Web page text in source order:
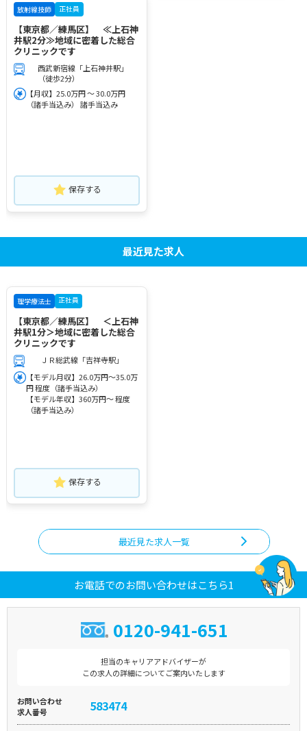
放射線技師 正社員
【東京都／練馬区】 ≪上石神
井駅2分≫地域に密着した総合
クリニックです
西武新宿線「上石神井駅」
（徒歩2分）
【月収】25.0万円 ～ 30.0万円
（諸手当込み） 諸手当込み
保存する
最近見た求人
理学療法士 正社員
【東京都／練馬区】 ＜上石神
井駅1分＞地域に密着した総合
クリニックです
ＪＲ総武線「吉祥寺駅」
【モデル月収】26.0万円～35.0万
円 程度（諸手当込み）
【モデル年収】360万円～ 程度
（諸手当込み）
保存する
最近見た求人一覧
お電話でのお問い合わせはこちら1
0120-941-651
担当のキャリアアドバイザーが
この求人の詳細についてご案内いたします
お問い合わせ
求人番号
583474